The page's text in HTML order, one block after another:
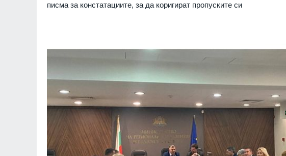
писма за констатациите, за да коригират пропуските си